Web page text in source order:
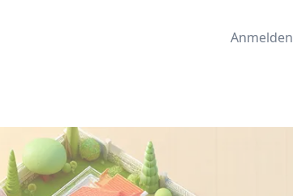
Anmelden